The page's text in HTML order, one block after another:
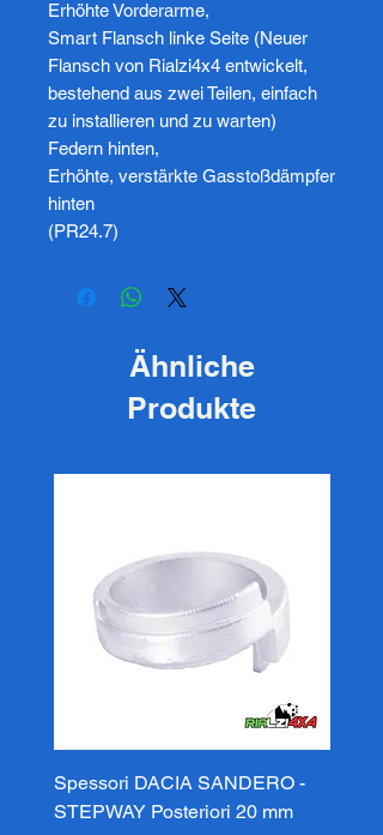
Erhöhte Vorderarme,
Smart Flansch linke Seite (Neuer
Flansch von Rialzi4x4 entwickelt,
bestehend aus zwei Teilen, einfach
zu installieren und zu warten)
Federn hinten,
Erhöhte, verstärkte Gasstoßdämpfer
hinten
(PR24.7)
Ähnliche
Produkte
Spessori DACIA SANDERO -
STEPWAY Posteriori 20 mm